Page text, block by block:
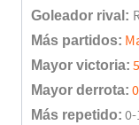
Goleador rival:
Más partidos:
Mayor victoria:
Mayor derrota:
Más repetido: 0-